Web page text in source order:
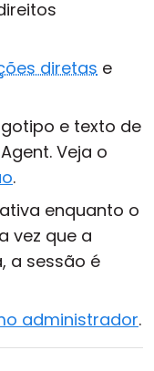
diretas e
e texto de
Veja o
.
enquanto o
vez que a
a sessão é
administrador.